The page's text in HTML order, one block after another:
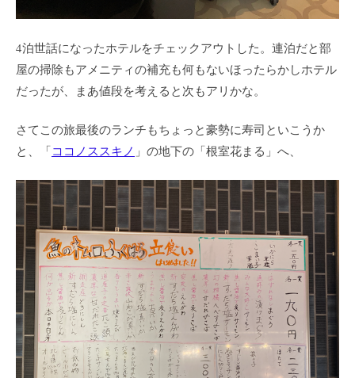
4泊世話になったホテルをチェックアウトした。連泊だと部
屋の掃除もアメニティの補充も何もないほったらかしホテル
だったが、まあ値段を考えると次もアリかな。
さてこの旅最後のランチもちょっと豪勢に寿司といこうか
と、「ココノススキノ 」の地下の「根室花まる」へ、